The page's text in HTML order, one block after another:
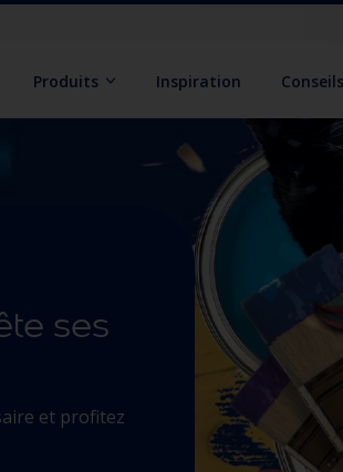
Produits Inspiration
ses
et profitez